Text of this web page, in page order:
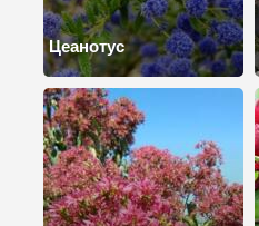
Цеанотус